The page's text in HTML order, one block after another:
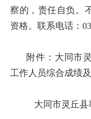
察的，责任自负。
资格。联系电话：
附件： 大同市
工作人员综合成绩
大同市灵丘县